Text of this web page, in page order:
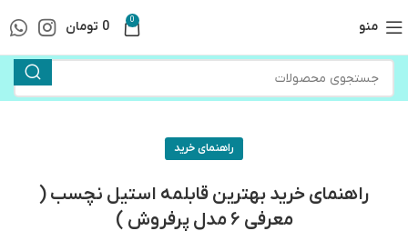
منو 0
0 تومان
راهنمای خرید
راهنمای خرید بهترین قابلمه استیل نچسب (
معرفی ۶ مدل پرفروش )